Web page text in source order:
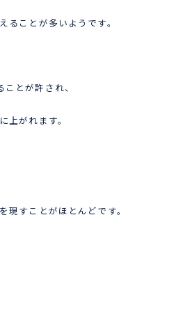
ることが多いようです。
とが許され、
上がれます。
現すことがほとんどです。